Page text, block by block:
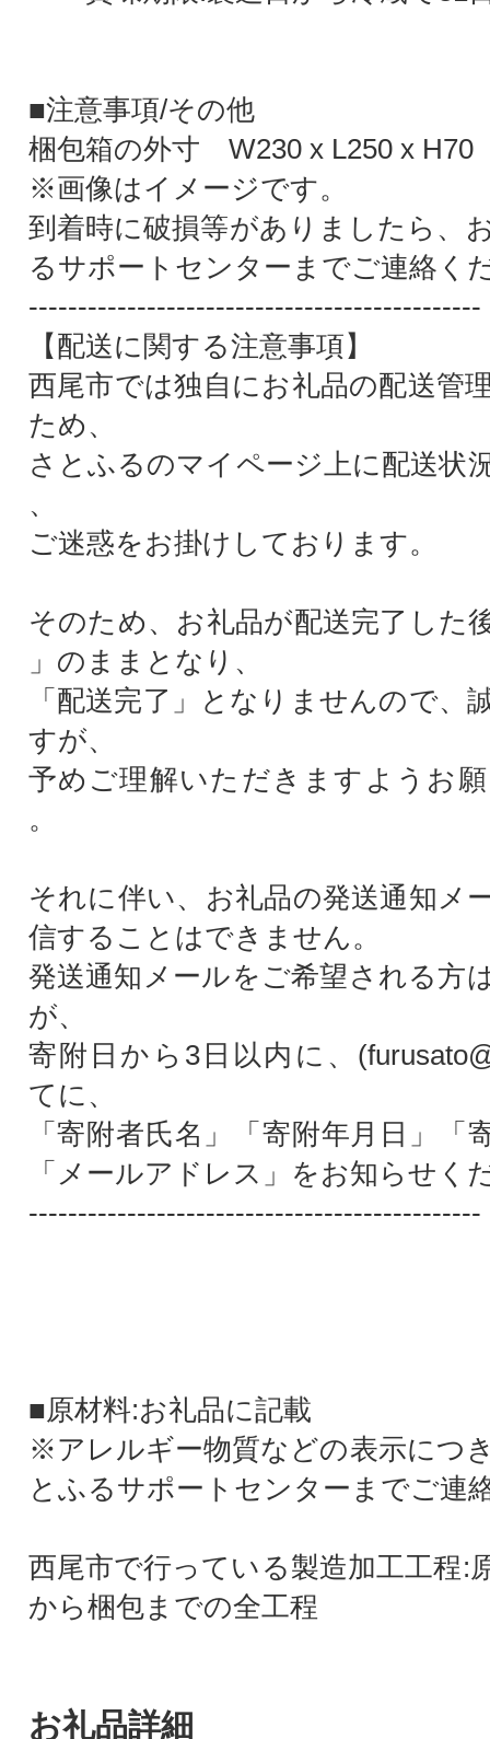
■注意事項/その他
梱包箱の外寸 W230 x L250 x H70
※画像はイメージです。
到着時に破損等がありましたら、
るサポートセンターまでご連絡く
----------------------------------------------
【配送に関する注意事項】
西尾市では独自にお礼品の配送管
ため、
さとふるのマイページ上に配送状
、
ご迷惑をお掛けしております。
そのため、お礼品が配送完了した
」のままとなり、
「配送完了」となりませんので、
すが、
予めご理解いただきますようお
。
それに伴い、お礼品の発送通知メ
信することはできません。
発送通知メールをご希望される方
が、
寄附日から3日以内に、
てに、
「寄附者氏名」「寄附年月日」「
「メールアドレス」をお知らせく
----------------------------------------------
■原材料:お礼品に記載
※アレルギー物質などの表示につ
とふるサポートセンターまでご連
西尾市で行っている製造加工工程:
から梱包までの全工程
お礼品詳細